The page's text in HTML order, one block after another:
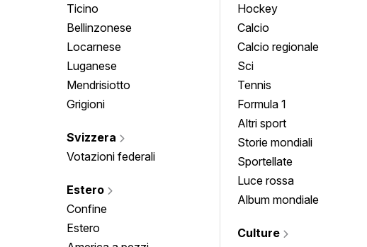
Ticino
Bellinzonese
Locarnese
Luganese
Mendrisiotto
Grigioni
Svizzera
Votazioni federali
Estero
Confine
Estero
Hockey
Calcio
Calcio regionale
Sci
Tennis
Formula 1
Altri sport
Storie mondiali
Sportellate
Luce rossa
Album mondiale
Culture